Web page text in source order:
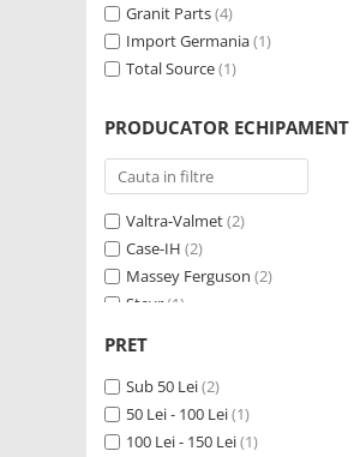
1.4.3. Distribuitoare
1.5. Motoare
1.5.1. Combustibili
1.5.2. Cuzineti si accesorii
1.5.3. Garnituri
1.5.4. Piese de schimb pentru
1.5.5. Pistoane & camasi piston
Granit Parts(4)
Import Germania(1)
Total Source(1)
PRODUCATOR ECHIPAMENT
Valtra-Valmet(2)
Case-IH (2)
Massey Ferguson (2)
Steyr (1)
Fendt
New Holland
PRET
Sub 50 Lei(2)
50 Lei - 100 Lei(1)
100 Lei - 150 Lei(1)